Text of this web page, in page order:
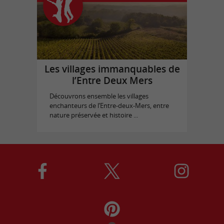
Les villages immanquables de
l’Entre Deux Mers
Découvrons ensemble les villages
enchanteurs de l’Entre-deux-Mers, entre
nature préservée et histoire ...